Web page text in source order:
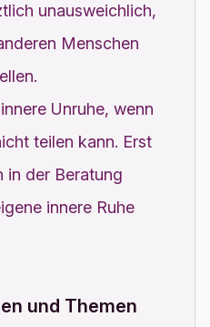
unausweichlich,
Menschen
Unruhe, wenn
teilen kann. Erst
in der Beratung
innere Ruhe
und Themen